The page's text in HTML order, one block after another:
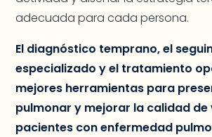
adecuada para cada persona.
El diagnóstico temprano, el
especializado y el tratamiento
mejores herramientas para
pulmonar y mejorar la calidad de
pacientes con enfermedad